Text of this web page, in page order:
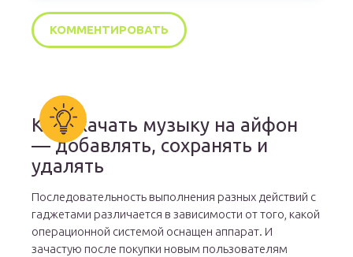
Как скачать музыку на айфон
— добавлять, сохранять и
удалять
Последовательность выполнения разных действий с
гаджетами различается в зависимости от того, какой
операционной системой оснащен аппарат. И
зачастую после покупки новым пользователям